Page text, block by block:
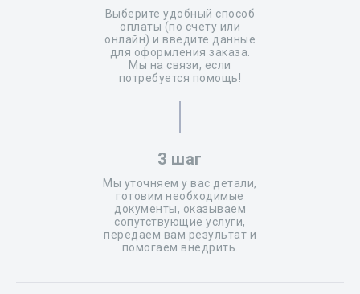
3 шаг
Выберите удобный способ
оплаты (по счету или
онлайн) и введите данные
для оформления заказа.
Мы на связи, если
потребуется помощь!
Мы уточняем у вас детали,
готовим необходимые
документы, оказываем
сопутствующие услуги,
передаем вам результат и
помогаем внедрить.